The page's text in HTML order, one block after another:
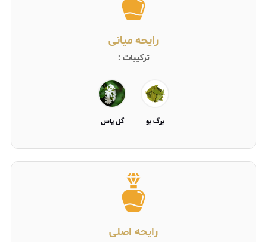
رایحه میانی
ترکیبات :
برگ بو گل یاس
رایحه اصلی